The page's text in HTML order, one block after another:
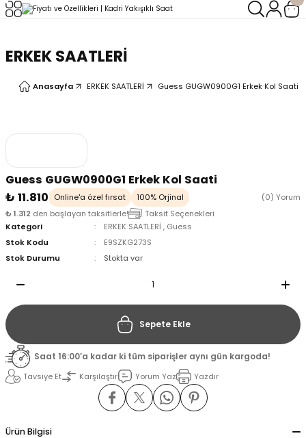
ERKEK SAATLERİ
Anasayfa ERKEK SAATLERİ Guess GUGW0900G1 Erkek Kol Saati
Guess GUGW0900G1 Erkek Kol Saati
₺ 11.810
Online'a özel fırsat 100% Orjinal
(0) Yorum
₺ 1.312 den başlayan taksitlerle!
Taksit Seçenekleri
Kategori
ERKEK SAATLERİ , Guess
Stok Kodu
E9SZKG273S
Stok Durumu
Stokta var
Sepete Ekle
Saat 16:00’a kadar ki tüm siparişler aynı gün kargoda!
Tavsiye Et
Karşılaştır Yorum Yaz Yazdır
Ürün Bilgisi
Geri Dön
Geri Dön